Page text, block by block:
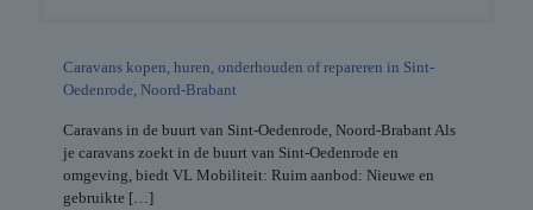
Caravans kopen, huren, onderhouden of repareren in Sint-
Oedenrode, Noord-Brabant
Caravans in de buurt van Sint-Oedenrode, Noord-Brabant Als
je caravans zoekt in de buurt van Sint-Oedenrode en
omgeving, biedt VL Mobiliteit: Ruim aanbod: Nieuwe en
gebruikte […]